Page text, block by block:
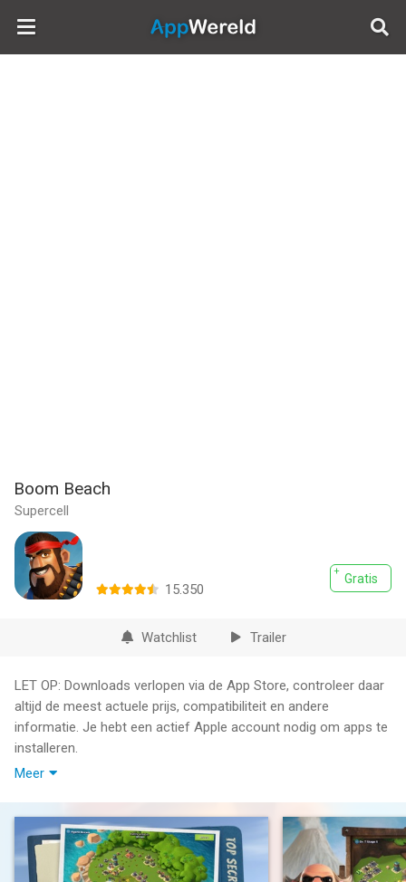
AppWereld
Boom Beach
Supercell
Gratis
15.350
Watchlist Trailer
LET OP: Downloads verlopen via de App Store, controleer daar
altijd de meest actuele prijs, compatibiliteit en andere
informatie. Je hebt een actief Apple account nodig om apps te
installeren.
In deze ongeëvenaarde, strategische vechtgame moet je slim
én sterk zijn om kans te maken tegen de Zwarte garde. Val
Meer